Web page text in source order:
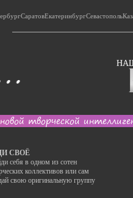
СаратовЕкатеринбургСевастополь
творческой
СВОЁ
себя в одном из сотен
коллективов или сам
свою оригинальную группу